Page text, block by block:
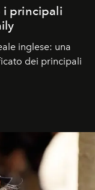
i principali
inglese: una
dei principali